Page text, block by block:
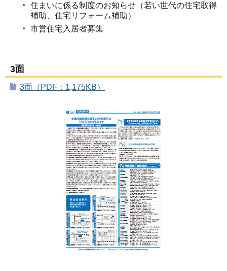
住まいに係る制度のお知らせ（若い世代の住宅取得
補助、住宅リフォーム補助）
市営住宅入居者募集
3面
3面（PDF：1,175KB）